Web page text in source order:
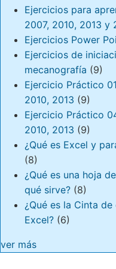
Ejercicios para
2007, 2010, 2013 y
Ejercicios Power
Ejercicios de
mecanografía (9)
Ejercicio Práctico
2010, 2013 (9)
Ejercicio Práctico
2010, 2013 (9)
¿Qué es Excel y
(8)
¿Qué es una hoja
qué sirve? (8)
¿Qué es la Cinta
Excel? (6)
ver más